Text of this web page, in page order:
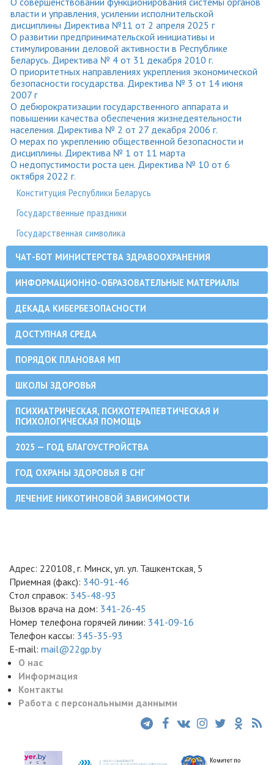
власти и управления, усилении исполнительской
дисциплины Директива №11 от 2 апреля 2025 г
О развитии предпринимательской инициативы и
стимулировании деловой активности в Республике
Беларусь. Директива № 4 от 31 декабря 2010 г.
О приоритетных направлениях укрепления экономической
безопасности государства. Директива № 3 от 14 июня
2007 г
О дебюрократизации государственного аппарата и
повышении качества обеспечения жизнедеятельности
населения. Директива № 2 от 27 декабря 2006 г.
О мерах по укреплению общественной безопасности и
дисциплины. Директива № 1 от 11 марта
О недопустимости роста цен. Директива № 10 от 6
октября 2022 г.
Конституция Республики Беларусь
Государственные праздники
Государственная символика
ЧАТ-БОТ МИНИСТЕРСТВА ЗДРАВООХРАНЕНИЯ
ИНФОРМАЦИОННО-ОБРАЗОВАТЕЛЬНЫЕ МАТЕРИАЛЫ
ДЕКАДА КИБЕРБЕЗОПАСНОСТИ
ДОСТУПНАЯ СРЕДА
ПОРЯДОК ПЛАНОВАЯ МП
ШКОЛЫ ЗДОРОВЬЯ
ПСИХИАТРИЧЕСКАЯ, ПСИХОТЕРАПЕВТИЧЕСКАЯ И
ПСИХОЛОГИЧЕСКАЯ ПОМОЩЬ
2025 — ГОД БЛАГОУСТРОЙСТВА
ГОД ОХРАНЫ ЗДОРОВЬЯ В СНГ
ЛЕЧЕНИЕ НИКОТИНОВОЙ ЗАВИСИМОСТИ
Адрес: 220108, г. Минск, ул. ул. Ташкентская, 5
Приемная (факс): 340-91-46
Стол справок: 345-48-93
Вызов врача на дом: 341-26-45
Номер телефона горячей линии: 341-09-16
Телефон кассы: 345-35-93
E-mail: mail@22gp.by
О нас
Информация
Контакты
Работа с персональными данными